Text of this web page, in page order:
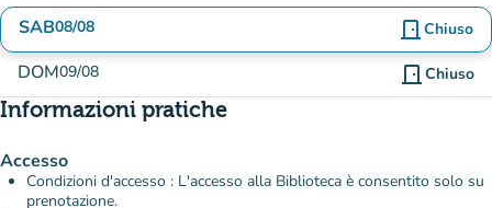
SAB08/08 door_front Chiuso
DOM09/08 door_front Chiuso
Informazioni pratiche
Accesso
Condizioni d'accesso : L'accesso alla Biblioteca è consentito solo su
prenotazione.